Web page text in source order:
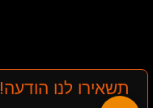
תשאירו לנו הודעה!